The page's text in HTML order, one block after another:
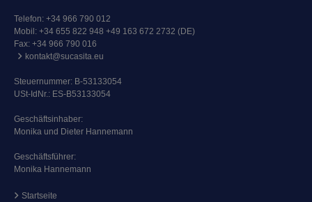
Telefon: +34 966 790 012
Mobil: +34 655 822 948 +49 163 672 2732 (DE)
Fax: +34 966 790 016
kontakt@sucasita.eu
Steuernummer: B-53133054
USt-IdNr.: ES-B53133054
Geschäftsinhaber:
Monika und Dieter Hannemann
Geschäftsführer:
Monika Hannemann
Startseite